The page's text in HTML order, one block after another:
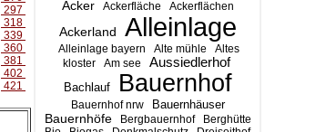
Acker Ackerfläche Ackerflächen
Ackerland Alleinlage
Alleinlage bayern Alte mühle
Altes
kloster
Am see Aussiedlerhof
Bachlauf Bauernhof
Bauernhof nrw Bauernhäuser
Bauernhöfe Bergbauernhof
Berghütte
297
318
339
360
381
402
421